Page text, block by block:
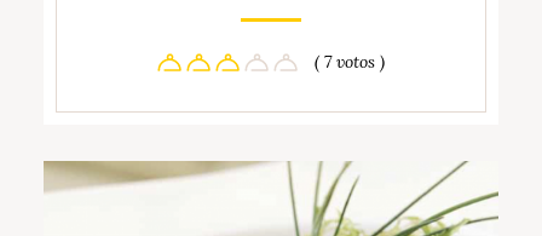
( 7 votos )